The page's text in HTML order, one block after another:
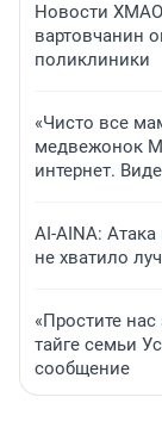
Новости ХМАО
вартовчанин
поликлиники
«Чисто все
медвежонок
интернет.
AI-AINA:
не хватило
«Простите
тайге семьи
сообщение